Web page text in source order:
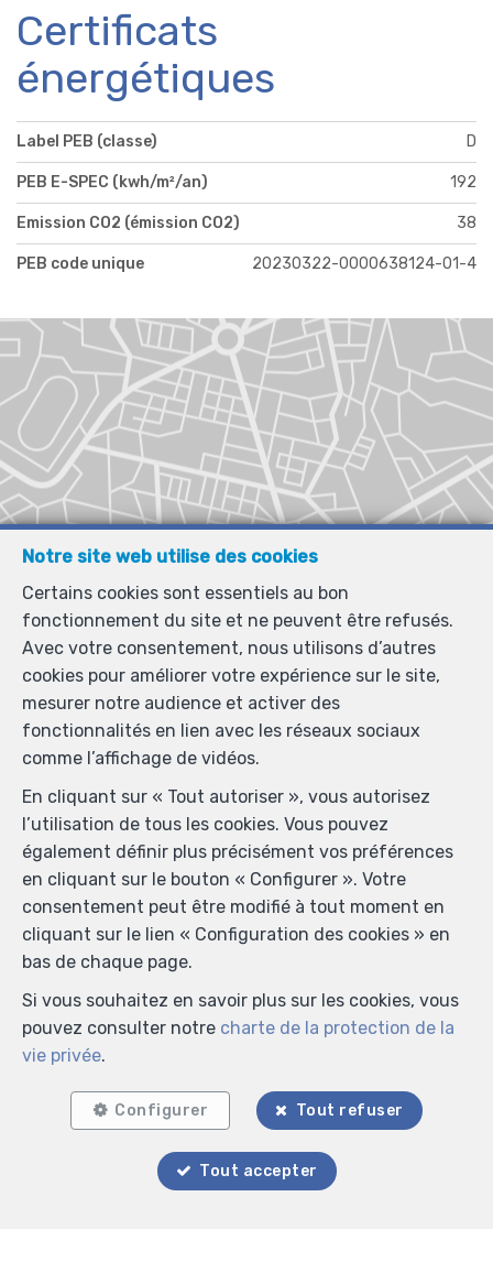
Certificats
énergétiques
Label PEB (classe) D
PEB E-SPEC (kwh/m²/an) 192
Emission CO2 (émission CO2) 38
PEB code unique 20230322-0000638124-01-4
Notre site web utilise des cookies
Certains cookies sont essentiels au bon
fonctionnement du site et ne peuvent être refusés.
Avec votre consentement, nous utilisons d’autres
cookies pour améliorer votre expérience sur le site,
mesurer notre audience et activer des
fonctionnalités en lien avec les réseaux sociaux
comme l’affichage de vidéos.
En cliquant sur « Tout autoriser », vous autorisez
l’utilisation de tous les cookies. Vous pouvez
également définir plus précisément vos préférences
en cliquant sur le bouton « Configurer ». Votre
consentement peut être modifié à tout moment en
cliquant sur le lien « Configuration des cookies » en
bas de chaque page.
Si vous souhaitez en savoir plus sur les cookies, vous
pouvez consulter notre charte de la protection de la
vie privée.
Configurer Tout refuser
Tout accepter